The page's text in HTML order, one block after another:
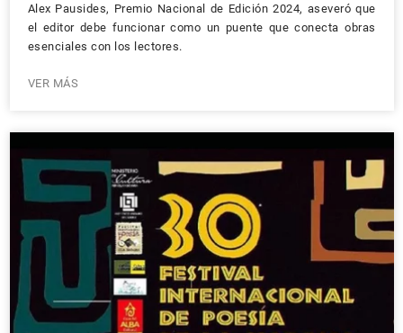
Alex Pausides, Premio Nacional de Edición 2024, aseveró que
el editor debe funcionar como un puente que conecta obras
esenciales con los lectores.
VER MÁS